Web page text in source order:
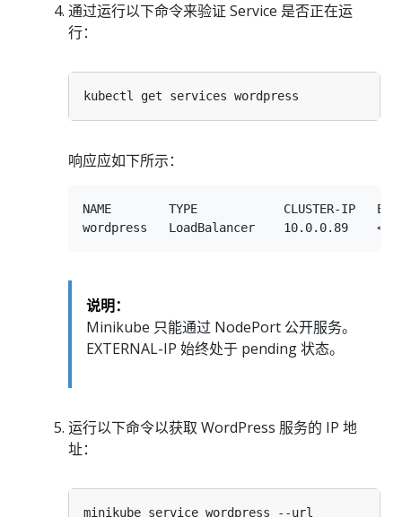
通过运行以下命令来验证 Service 是否正在运
行：
响应应如下所示：
NAME        TYPE            CLUSTER-IP
说明：
Minikube 只能通过 NodePort 公开服务。
EXTERNAL-IP 始终处于 pending 状态。
运行以下命令以获取 WordPress 服务的 IP 地
址：